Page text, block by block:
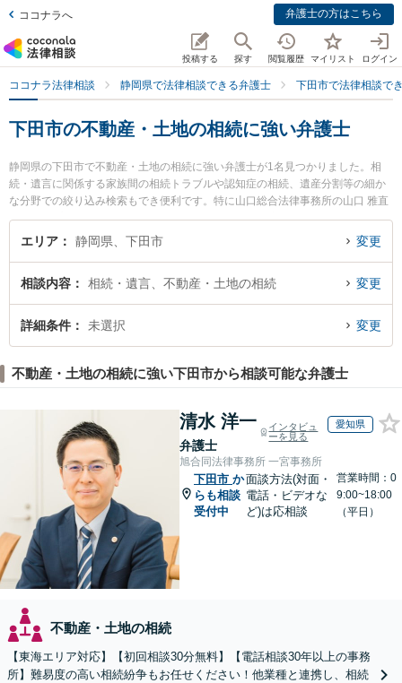
ココナラへ 弁護士の方はこちら
投稿する 探す 閲覧履歴 マイリスト ログイン
ココナラ法律相談 静岡県で法律相談できる弁護士 下田市で法律相談で
下田市の不動産・土地の相続に強い弁護士
静岡県の下田市で不動産・土地の相続に強い弁護士が1名見つかりました。相
続・遺言に関係する家族間の相続トラブルや認知症の相続、遺産分割等の細か
な分野での絞り込み検索もでき便利です。特に山口総合法律事務所の山口 雅直
弁護士のプロフィール情報や弁護士費用、強みなどが注目されています。『下
田市で土日や夜間に発生した不動産・土地の相続のトラブルを今すぐに弁護士
市内の弁護士に相談予約したい』などでお困りの相談者さんにおすすめです。
エリア 静岡県、下田市 変更
相談内容 相続・遺言、不動産・土地の相続 変更
詳細条件 未選択 変更
不動産・土地の相続に強い下田市から相談可能な弁護士
清水 洋一
弁護士
インタビュ
ーを見る
愛知県
旭合同法律事務所 一宮事務所
下田市 か
らも相談
受付中
面談方法(対面・
電話・ビデオな
ど)は応相談
営業時間：0
9:00~18:00
（平日）
不動産・土地の相続
【東海エリア対応】【初回相談30分無料】【電話相談30年以上の事務
所】難易度の高い相続紛争もお任せください！他業種と連携し、相続